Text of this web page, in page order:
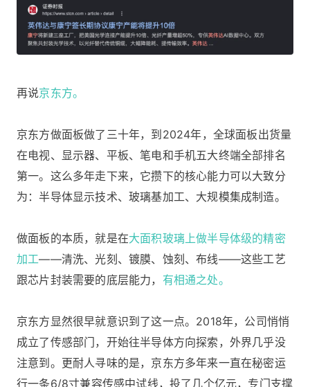
再说京东方。
京东方做面板做了三十年，到2024年，全球面板出货量
在电视、显示器、平板、笔电和手机五大终端全部排名
第一。这么多年走下来，它攒下的核心能力可以大致分
为：半导体显示技术、玻璃基加工、大规模集成制造。
做面板的本质，就是在大面积玻璃上做半导体级的精密
加工——清洗、光刻、镀膜、蚀刻、布线——这些工艺
跟芯片封装需要的底层能力， 有相通之处。
京东方显然很早就意识到了这一点。2018年，公司悄悄
成立了传感部门，开始往半导体方向探索，外界几乎没
注意到。更耐人寻味的是，京东方多年来一直在秘密运
行一条6/8寸兼容传感中试线，投了几个亿元，专门支撑